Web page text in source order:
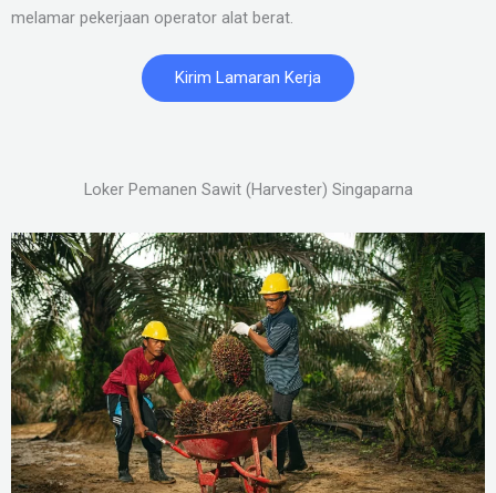
melamar pekerjaan operator alat berat.
Kirim Lamaran Kerja
Loker Pemanen Sawit (Harvester) Singaparna